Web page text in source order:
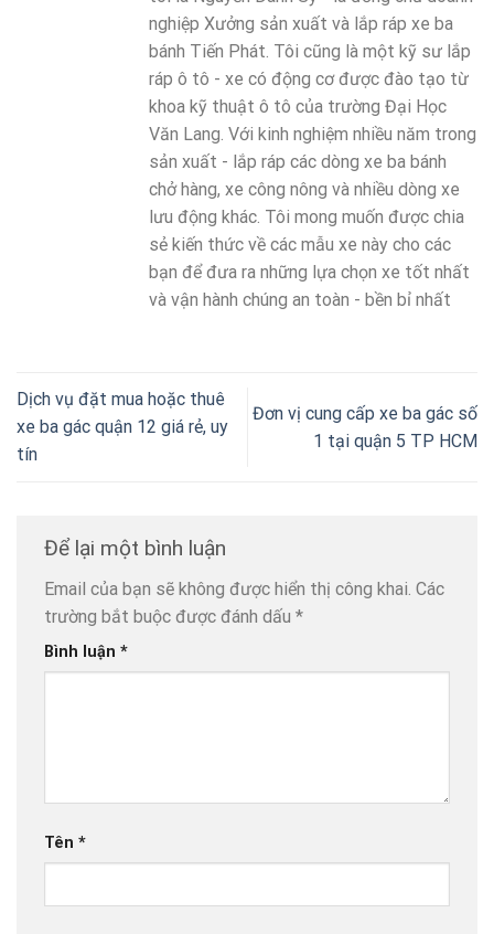
nghiệp Xưởng sản xuất và lắp ráp xe ba
bánh Tiến Phát. Tôi cũng là một kỹ sư lắp
ráp ô tô - xe có động cơ được đào tạo từ
khoa kỹ thuật ô tô của trường Đại Học
Văn Lang. Với kinh nghiệm nhiều năm trong
sản xuất - lắp ráp các dòng xe ba bánh
chở hàng, xe công nông và nhiều dòng xe
lưu động khác. Tôi mong muốn được chia
sẻ kiến thức về các mẫu xe này cho các
bạn để đưa ra những lựa chọn xe tốt nhất
và vận hành chúng an toàn - bền bỉ nhất
Dịch vụ đặt mua hoặc thuê
xe ba gác quận 12 giá rẻ, uy
tín
Đơn vị cung cấp xe ba gác số
1 tại quận 5 TP HCM
Để lại một bình luận
Email của bạn sẽ không được hiển thị công khai. Các
trường bắt buộc được đánh dấu *
Bình luận *
Tên *